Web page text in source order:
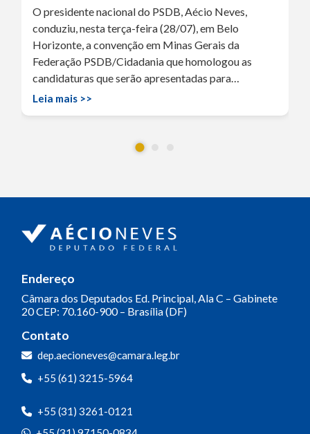
O presidente nacional do PSDB, Aécio Neves,
conduziu, nesta terça-feira (28/07), em Belo
Horizonte, a convenção em Minas Gerais da
Federação PSDB/Cidadania que homologou as
candidaturas que serão apresentadas para…
Leia mais >>
Endereço
Câmara dos Deputados Ed. Principal, Ala C – Gabinete
20CEP: 70.160-900 – Brasília (DF)
Contato
dep.aecioneves@camara.leg.br
+55 (61) 3215-5964
+55 (31) 3261-0121